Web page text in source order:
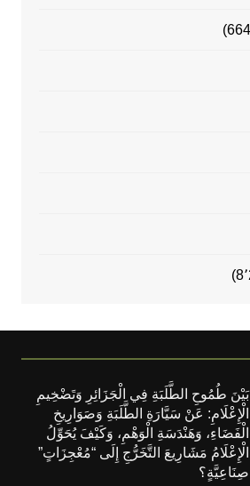
بَيْنَ طُمُوحِ الطَّلَبَةِ فِي الْجَزَائِرِ وَتَضْخِيمِ
الْإِعْلَامِ: عَنْ سَيَّارَةِ الطَّلَبَةِ وَصَوَارِيخِ
الْفَضَاءِ، وَهَنْدَسَةِ الْوَهْمِ، وَكَيْفَ يُحَوِّلُ
الْإِعْلَامُ مَشَارِيعَ التَّخَرُّجِ إِلَى “مُعْجِزَاتٍ”
صِنَاعِيَّةٍ؟